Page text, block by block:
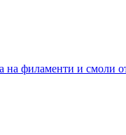
на филаменти и смоли